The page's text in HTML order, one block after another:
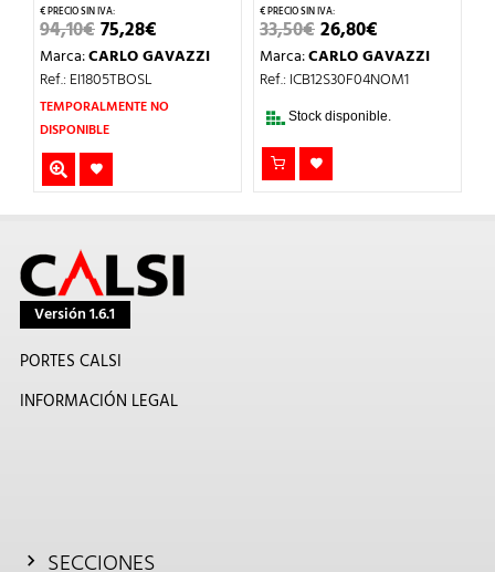
94,10€EL
PRECIO
ORIGINAL
ERA:
94,10€.
75,28€PRECIO
ACTUAL
75,28€.
Marca:CARLO GAVAZZI
Ref.: EI1805TBOSL
TEMPORALMENTE NO
DISPONIBLE
33,50€EL
PRECIO
ORIGINAL
ERA:
26,80€PRECIO
ACTUAL
ES:
Marca:CARLO GAVAZZI
Ref.: ICB12S30F04NOM1
Stock disponible.
Versión 1.6.1
PORTES CALSI
INFORMACIÓN LEGAL
SECCIONES